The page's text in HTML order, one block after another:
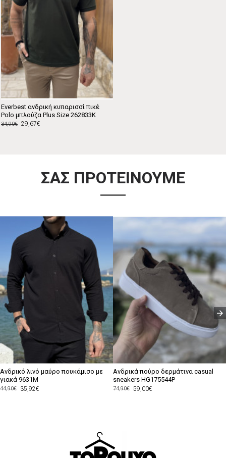
Everbest ανδρική κυπαρισσί πικέ
Polo μπλούζα Plus Size 262833K
29,67€
34,90€
ΣΑΣ ΠΡΟΤΕΙΝΟΥΜΕ
Ανδρικό λινό μαύρο πουκάμισο με
γιακά 9631M
35,92€
44,90€
Ανδρικά πούρο δερμάτινα casual
sneakers HG175544P
59,00€
74,90€